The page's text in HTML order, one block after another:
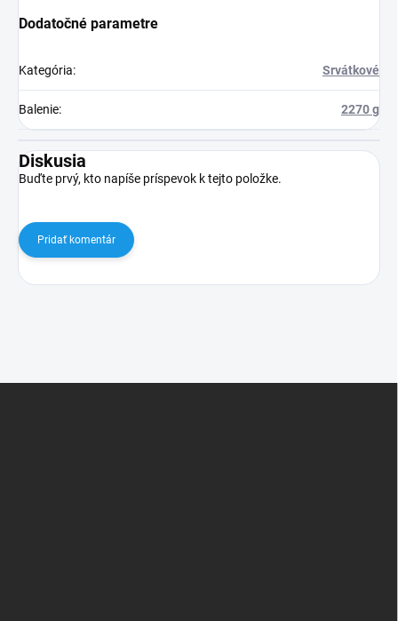
Dodatočné parametre
Kategória: Srvátkové
Balenie: 2270 g
Diskusia
Buďte prvý, kto napíše príspevok k tejto položke.
Pridať komentár